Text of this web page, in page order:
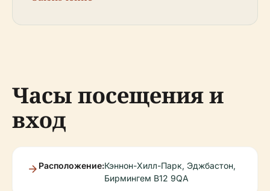
Часы посещения и
вход
Расположение:Кэннон-Хилл-Парк, Эджбастон,
Бирмингем B12 9QA